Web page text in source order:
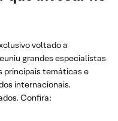
voltado a
grandes especialistas
principais temáticas e
internacionais.
Confira: